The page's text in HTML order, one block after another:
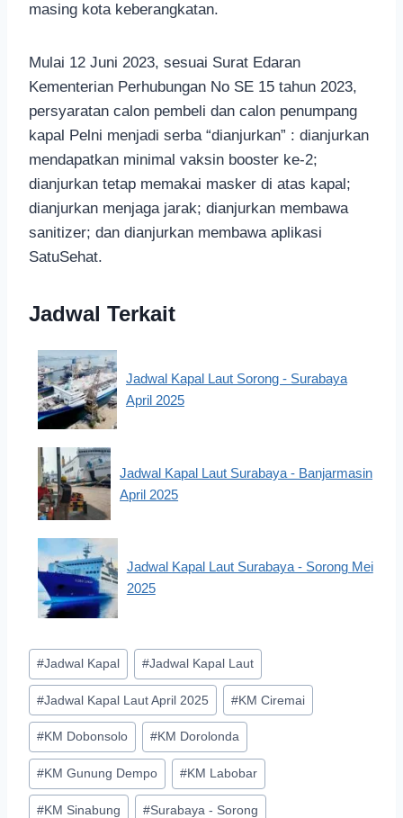
masing kota keberangkatan.
Mulai 12 Juni 2023, sesuai Surat Edaran
Kementerian Perhubungan No SE 15 tahun 2023,
persyaratan calon pembeli dan calon penumpang
kapal Pelni menjadi serba “dianjurkan” : dianjurkan
mendapatkan minimal vaksin booster ke-2;
dianjurkan tetap memakai masker di atas kapal;
dianjurkan menjaga jarak; dianjurkan membawa
sanitizer; dan dianjurkan membawa aplikasi
SatuSehat.
Jadwal Terkait
Jadwal Kapal Laut Sorong - Surabaya
April 2025
Jadwal Kapal Laut Surabaya - Banjarmasin
April 2025
Jadwal Kapal Laut Surabaya - Sorong Mei
2025
Post
Tags:
#Jadwal Kapal #Jadwal Kapal Laut
#Jadwal Kapal Laut April 2025 #KM Ciremai
#KM Dobonsolo #KM Dorolonda
#KM Gunung Dempo #KM Labobar
#KM Sinabung #Surabaya - Sorong